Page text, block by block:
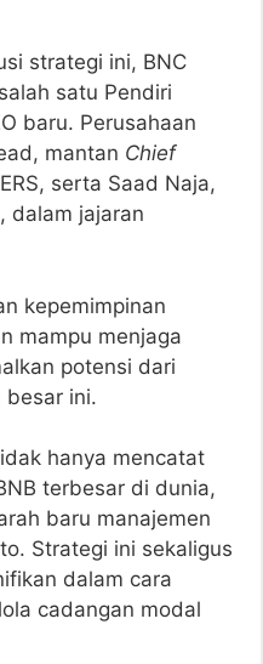
strategi ini, BNC
satu Pendiri
baru. Perusahaan
mantan Chief
serta Saad Naja,
dalam jajaran
kepemimpinan
mampu menjaga
potensi dari
besar ini.
hanya mencatat
terbesar di dunia,
baru manajemen
Strategi ini sekaligus
dalam cara
cadangan modal